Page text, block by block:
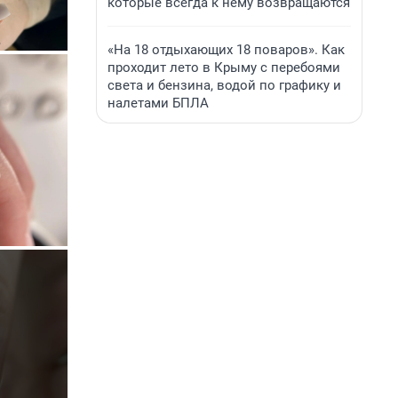
«На 18 отдыхающих 18 поваров». Как
проходит лето в Крыму с перебоями
света и бензина, водой по графику и
налетами БПЛА